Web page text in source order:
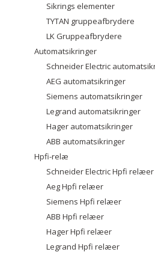
Sikrings elementer
TYTAN gruppeafbrydere
LK Gruppeafbrydere
Automatsikringer
Schneider Electric
AEG automatsikringer
Siemens automatsikringer
Legrand automatsikringer
Hager automatsikringer
ABB automatsikringer
Hpfi-relæ
Schneider Electric Hpfi relæer
Aeg Hpfi relæer
Siemens Hpfi relæer
ABB Hpfi relæer
Hager Hpfi relæer
Legrand Hpfi relæer